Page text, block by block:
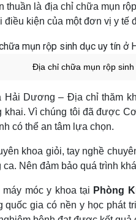
thuần là địa chỉ chữa mụn
điều kiện của một đơn vị y tế
Địa chỉ chữa mụn rộp
Dương – Địa chỉ thăm
khai. Vì chúng tôi đã được
có thể an tâm lựa chọn.
khoa giỏi, tay nghề
Nên đảm bảo quá trình
móc y khoa tại Phòng
gia có nền y học phát